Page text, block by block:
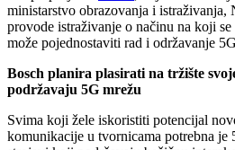
ministarstvo obrazovanja i istraživanja,
provode istraživanje o načinu na koji
može pojednostaviti rad i održavanje
Bosch planira plasirati na tržište
podržavaju 5G mrežu
Svima koji žele iskoristiti potencijal
komunikacije u tvornicama potrebna je